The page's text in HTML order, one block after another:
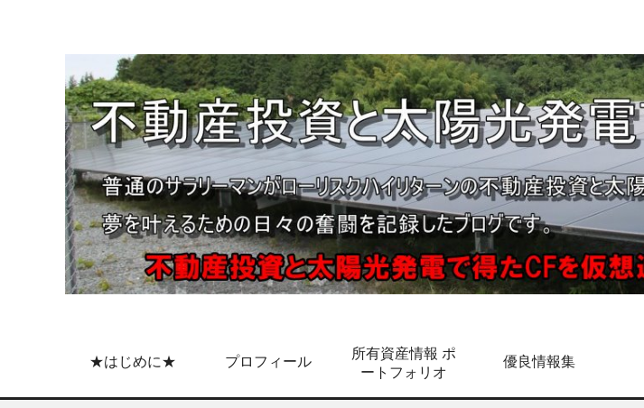
★はじめに★ プロフィール
所有資産情報 ポ
ートフォリオ
優良情報集